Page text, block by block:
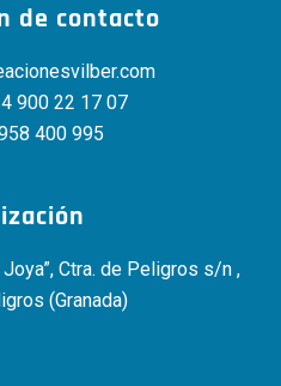
de contacto
900 22 17 07
400 995
Ctra. de Peligros s/n ,
(Granada)